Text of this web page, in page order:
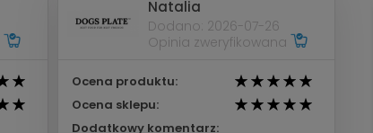
Natalia
Dodano: 2026-07-26
Opinia zweryfikowana
Ocena produktu:
Ocena sklepu:
Dodatkowy komentarz: